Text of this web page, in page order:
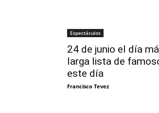
Espectáculos
24 de junio el día
larga lista de
este día
Francisco Tevez